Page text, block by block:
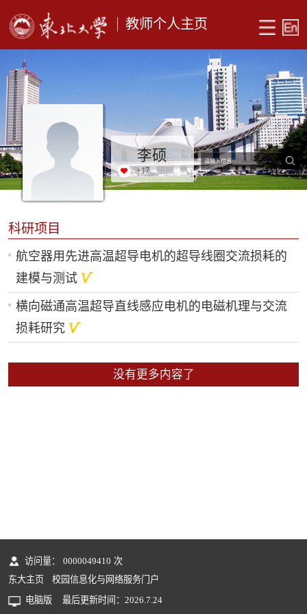
教师个人主页
李硕
+17
科研项目
航空器用先进高温超导电机的超导线圈交流损耗的
建模与测试
横向磁通高温超导直线感应电机的电磁机理与交流
损耗研究
没有更多内容了
访问量： 0000049410 次
东大主页
校园信息化与网络服务门户
电脑版
最后更新时间： 2026 7 24